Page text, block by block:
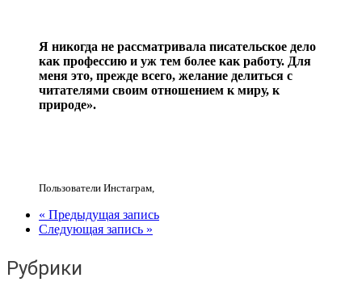
Я никогда не рассматривала писательское дело
как профессию и уж тем более как работу. Для
меня это, прежде всего, желание делиться с
читателями своим отношением к миру, к
природе».
Пользователи Инстаграм,
« Предыдущая запись
Следующая запись »
Рубрики